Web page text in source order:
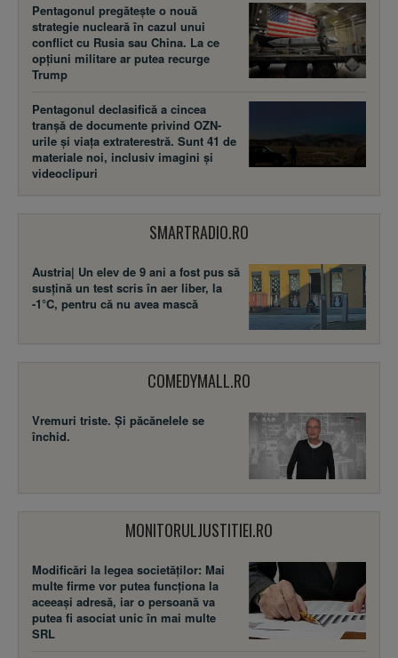
Pentagonul pregătește o nouă
strategie nucleară în cazul unui
conflict cu Rusia sau China. La ce
opțiuni militare ar putea recurge
Trump
Pentagonul declasifică a cincea
tranșă de documente privind OZN-
urile și viața extraterestră. Sunt 41 de
materiale noi, inclusiv imagini și
videoclipuri
SMARTRADIO.RO
Austria| Un elev de 9 ani a fost pus să
susţină un test scris în aer liber, la
-1°C, pentru că nu avea mască
COMEDYMALL.RO
Vremuri triste. Şi păcănelele se
închid.
MONITORULJUSTITIEI.RO
Modificări la legea societăţilor: Mai
multe firme vor putea funcţiona la
aceeaşi adresă, iar o persoană va
putea fi asociat unic în mai multe
SRL